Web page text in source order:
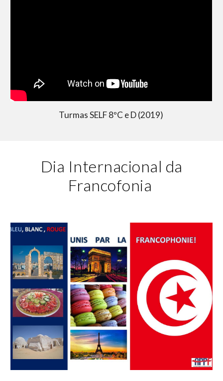
Turmas SELF 8ºC e D (2019)
Dia Internacional da
Francofonia